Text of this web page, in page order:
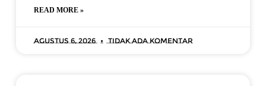
READ MORE »
Agustus 6, 2026 Tidak ada komentar